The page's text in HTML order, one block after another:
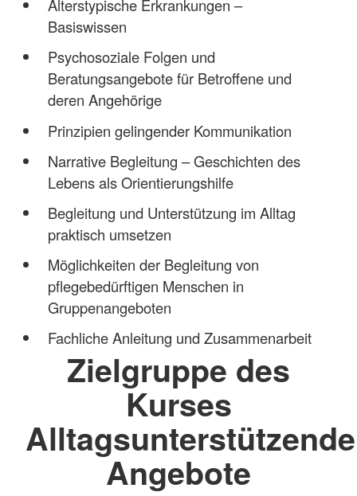
Alterstypische Erkrankungen –
Basiswissen
Psychosoziale Folgen und
Beratungsangebote für Betroffene und
deren Angehörige
Prinzipien gelingender Kommunikation
Narrative Begleitung – Geschichten des
Lebens als Orientierungshilfe
Begleitung und Unterstützung im Alltag
praktisch umsetzen
Möglichkeiten der Begleitung von
pflegebedürftigen Menschen in
Gruppenangeboten
Fachliche Anleitung und Zusammenarbeit
Zielgruppe des
Kurses
Alltagsunterstützende
Angebote